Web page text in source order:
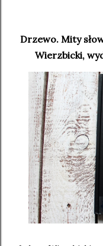
Drzewo. Mity
Wierzbicki,